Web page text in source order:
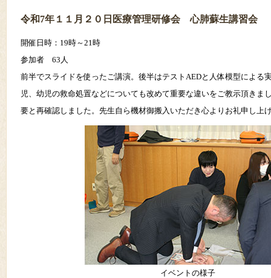
令和7年１１月２０日医療管理研修会 心肺蘇生講習会
開催日時：19時～21時
参加者 63人
前半でスライドを使ったご講演。後半はテストAEDと人体模型による
児、幼児の救命処置などについても改めて重要な違いをご教示頂きま
要と再確認しました。先生自ら機材御搬入いただき心よりお礼申し上
イベントの様子